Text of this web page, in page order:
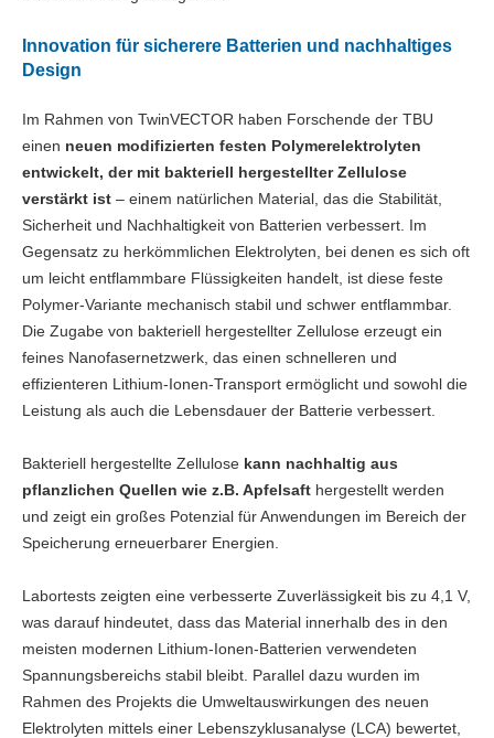
Innovation für sicherere Batterien und nachhaltiges
Design
Im Rahmen von TwinVECTOR haben Forschende der TBU
einen neuen modifizierten festen Polymerelektrolyten
entwickelt, der mit bakteriell hergestellter Zellulose
verstärkt ist – einem natürlichen Material, das die Stabilität,
Sicherheit und Nachhaltigkeit von Batterien verbessert. Im
Gegensatz zu herkömmlichen Elektrolyten, bei denen es sich oft
um leicht entflammbare Flüssigkeiten handelt, ist diese feste
Polymer-Variante mechanisch stabil und schwer entflammbar.
Die Zugabe von bakteriell hergestellter Zellulose erzeugt ein
feines Nanofasernetzwerk, das einen schnelleren und
effizienteren Lithium-Ionen-Transport ermöglicht und sowohl die
Leistung als auch die Lebensdauer der Batterie verbessert.
Bakteriell hergestellte Zellulose kann nachhaltig aus
pflanzlichen Quellen wie z.B. Apfelsaft hergestellt werden
und zeigt ein großes Potenzial für Anwendungen im Bereich der
Speicherung erneuerbarer Energien.
Labortests zeigten eine verbesserte Zuverlässigkeit bis zu 4,1 V,
was darauf hindeutet, dass das Material innerhalb des in den
meisten modernen Lithium-Ionen-Batterien verwendeten
Spannungsbereichs stabil bleibt. Parallel dazu wurden im
Rahmen des Projekts die Umweltauswirkungen des neuen
Elektrolyten mittels einer Lebenszyklusanalyse (LCA) bewertet,